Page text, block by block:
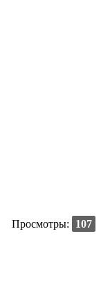
Просмотры:
107